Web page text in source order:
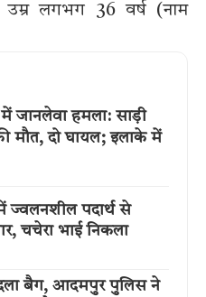
लगभग 36 वर्ष (नाम
में जानलेवा हमला: साड़ी
मौत, दो घायल; इलाके में
ज्वलनशील पदार्थ से
चचेरा भाई निकला
बैग, आदमपुर पुलिस ने